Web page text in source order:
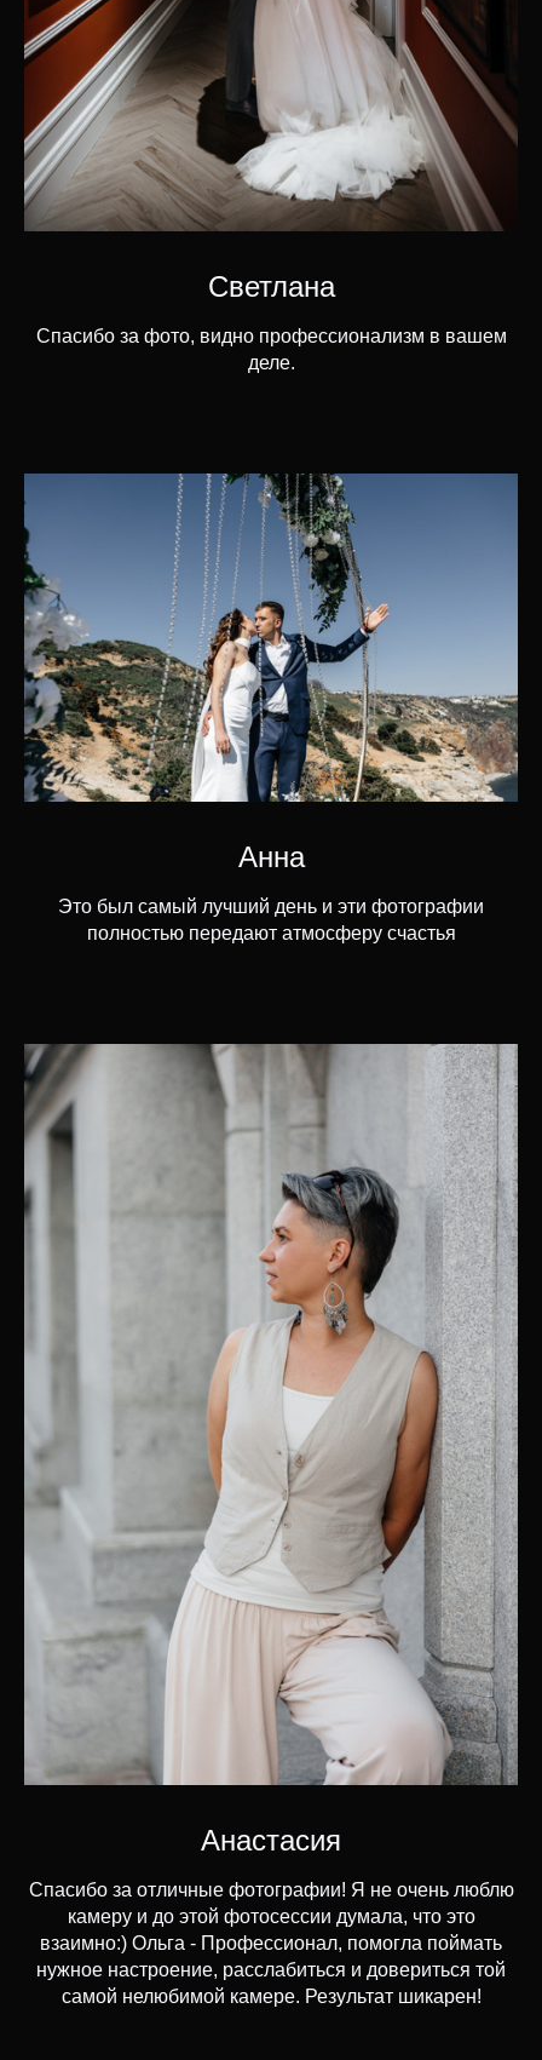
Светлана
Спасибо за фото, видно профессионализм в вашем
деле.
Анна
Это был самый лучший день и эти фотографии
полностью передают атмосферу счастья
Анастасия
Спасибо за отличные фотографии! Я не очень люблю
камеру и до этой фотосессии думала, что это
взаимно:) Ольга - Профессионал, помогла поймать
нужное настроение, расслабиться и довериться той
самой нелюбимой камере. Результат шикарен!